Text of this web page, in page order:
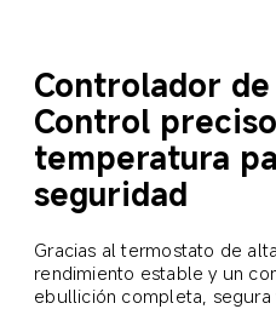
Controlador
Control
temperatura
seguridad
Gracias al termostato de
rendimiento estable y un
ebullición completa, segura